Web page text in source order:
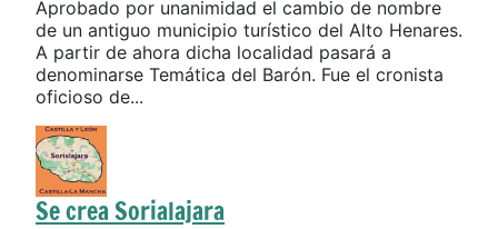
Aprobado por unanimidad el cambio de nombre
de un antiguo municipio turístico del Alto Henares.
A partir de ahora dicha localidad pasará a
denominarse Temática del Barón. Fue el cronista
oficioso de...
Se crea Sorialajara